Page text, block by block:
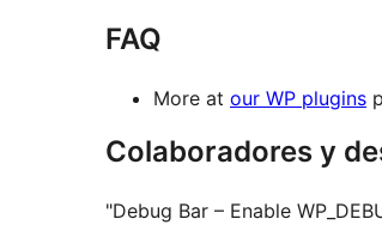
FAQ
More at our WP plugins
Colaboradores y
"Debug Bar – Enable